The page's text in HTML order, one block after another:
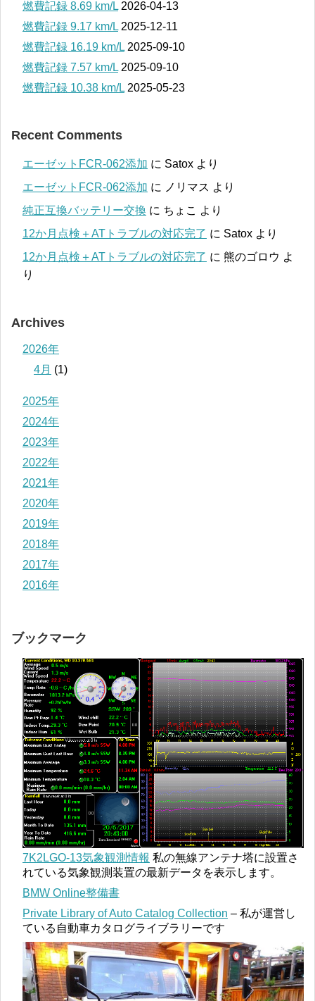
燃費記録 8.69 km/L 2026-04-13
燃費記録 9.17 km/L 2025-12-11
燃費記録 16.19 km/L 2025-09-10
燃費記録 7.57 km/L 2025-09-10
燃費記録 10.38 km/L 2025-05-23
Recent Comments
エーゼットFCR-062添加 に Satox より
エーゼットFCR-062添加 に ノリマス より
純正互換バッテリー交換 に ちょこ より
12か月点検＋ATトラブルの対応完了 に Satox より
12か月点検＋ATトラブルの対応完了 に 熊のゴロウ よ
り
Archives
2026年
4月 (1)
2025年
2024年
2023年
2022年
2021年
2020年
2019年
2018年
2017年
2016年
ブックマーク
7K2LGO-13気象観測情報 私の無線アンテナ塔に設置さ
れている気象観測装置の最新データを表示します。
BMW Online整備書
Private Library of Auto Catalog Collection – 私が運営し
ている自動車カタログライブラリーです